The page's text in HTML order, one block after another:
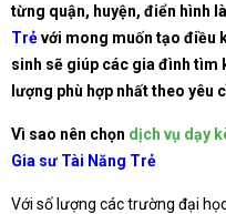
từng quận, huyện, điển hình
Trẻvới mong muốn tạo điều
sinh sẽ giúp các gia đình tìm
lượng phù hợp nhất theo yêu
Vì sao nên chọn dịch vụ dạy
Gia sư Tài Năng Trẻ
Với số lượng các trường đại